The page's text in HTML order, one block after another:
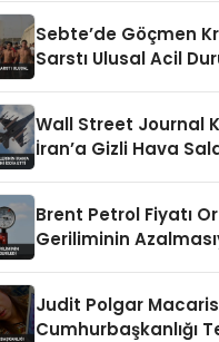
Sebte’de Göçmen
Sarstı Ulusal Acil
Wall Street Journal
İran’a Gizli Hava
Brent Petrol Fiyatı
Geriliminin
Judit Polgar
Cumhurbaşkanlığı